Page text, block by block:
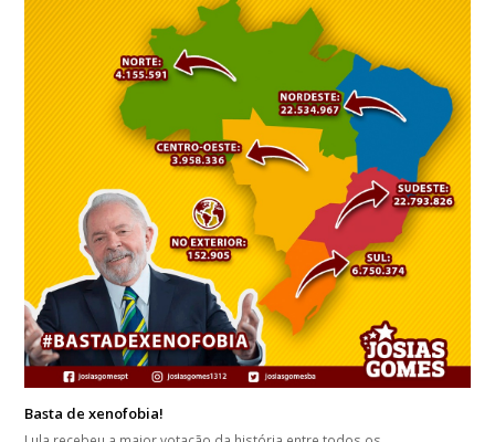
Basta de xenofobia!